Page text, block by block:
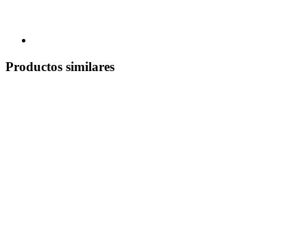
Productos similares